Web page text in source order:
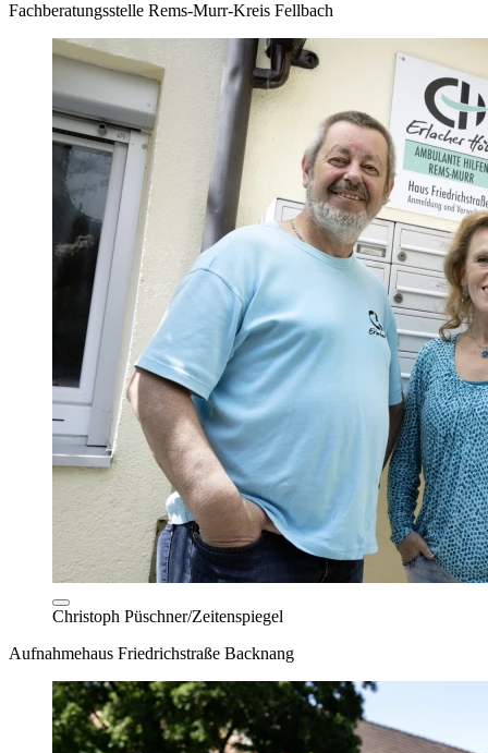
Fachberatungsstelle Rems-Murr-Kreis Fellbach
Christoph Püschner/Zeitenspiegel
Aufnahmehaus Friedrichstraße Backnang